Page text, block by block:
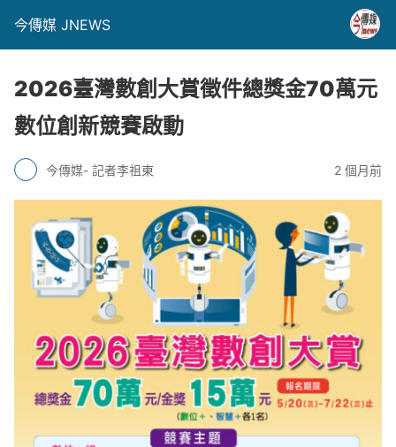
今傳媒 JNEWS
2026臺灣數創大賞徵件總獎金70萬元
數位創新競賽啟動
今傳媒- 記者李祖東 2 個月前